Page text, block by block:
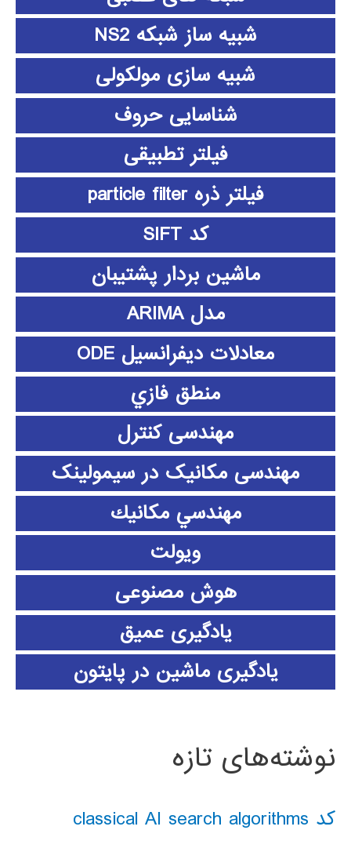
شبیه ساز شبکه NS2
شبیه سازی مولکولی
شناسایی حروف
فیلتر تطبیقی
فیلتر ذره particle filter
کد SIFT
ماشین بردار پشتیبان
مدل ARIMA
معادلات دیفرانسیل ODE
منطق فازي
مهندسی کنترل
مهندسی مکانیک در سیمولینک
مهندسي مكانيك
ویولت
هوش مصنوعی
یادگیری عمیق
یادگیری ماشین در پایتون
نوشته‌های تازه
کد classical AI search algorithms